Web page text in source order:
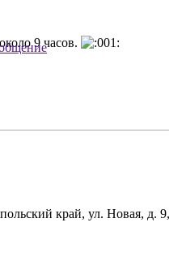
9 часов.
край, ул. Новая, д. 9,